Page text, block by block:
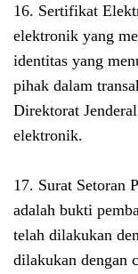
16. Sertifikat
elektronik yang
identitas yang
pihak dalam
Direktorat
elektronik.
17. Surat Setoran
adalah bukti
telah dilakukan
dilakukan dengan